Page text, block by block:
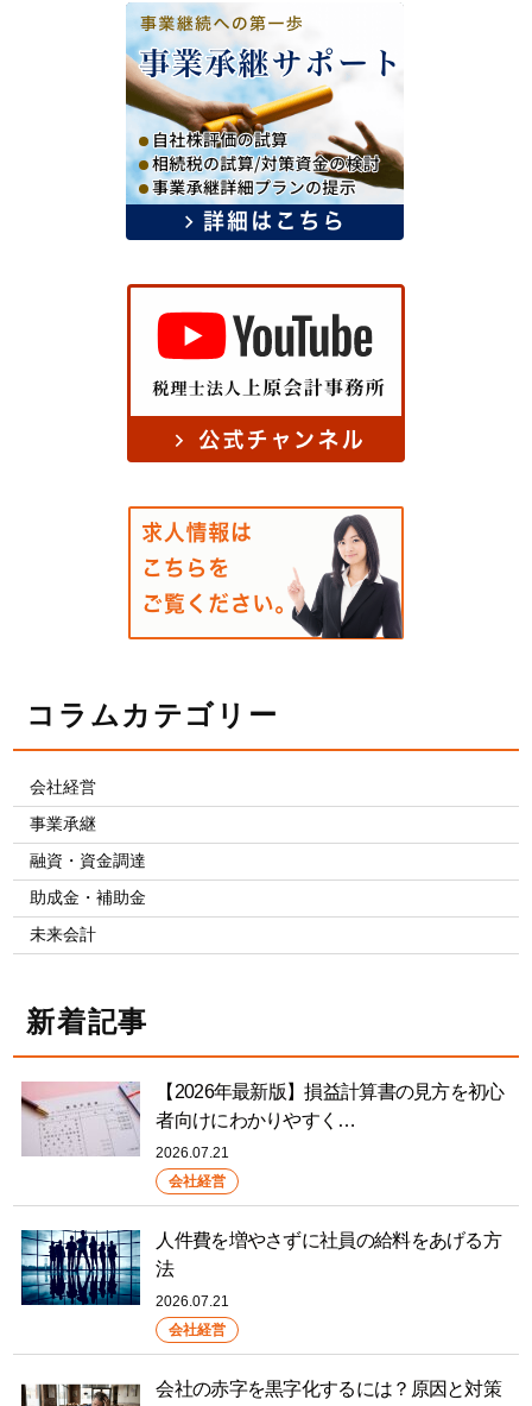
コラムカテゴリー
会社経営
事業承継
融資・資金調達
助成金・補助金
未来会計
新着記事
【2026年最新版】損益計算書の見方を初心
者向けにわかりやすく…
2026.07.21
会社経営
人件費を増やさずに社員の給料をあげる方
法
2026.07.21
会社経営
会社の赤字を黒字化するには？原因と対策